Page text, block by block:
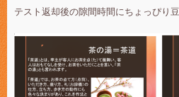
テスト返却後の隙間時間にちょっぴり